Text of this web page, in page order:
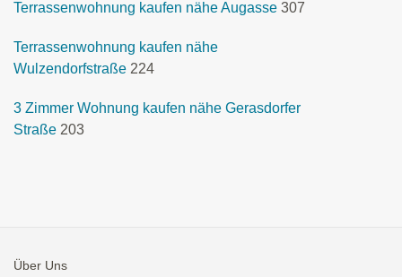
Terrassenwohnung kaufen nähe Augasse 307
Terrassenwohnung kaufen nähe
Wulzendorfstraße 224
3 Zimmer Wohnung kaufen nähe Gerasdorfer
Straße 203
Über Uns